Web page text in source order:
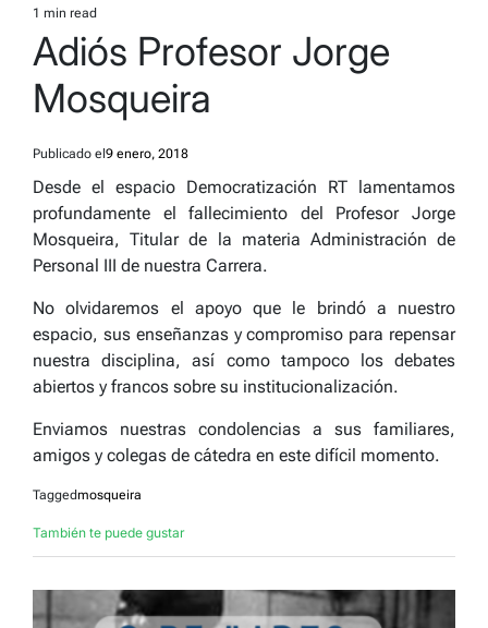
IN
Estimated
read
time
1 min read
Adiós Profesor Jorge
Mosqueira
Publicado el 9 enero, 2018
Desde el espacio Democratización RT lamentamos
profundamente el fallecimiento del Profesor Jorge
Mosqueira, Titular de la materia Administración de
Personal III de nuestra Carrera.
No olvidaremos el apoyo que le brindó a nuestro
espacio, sus enseñanzas y compromiso para repensar
nuestra disciplina, así como tampoco los debates
abiertos y francos sobre su institucionalización.
Enviamos nuestras condolencias a sus familiares,
amigos y colegas de cátedra en este difícil momento.
Taggedmosqueira
También te puede gustar